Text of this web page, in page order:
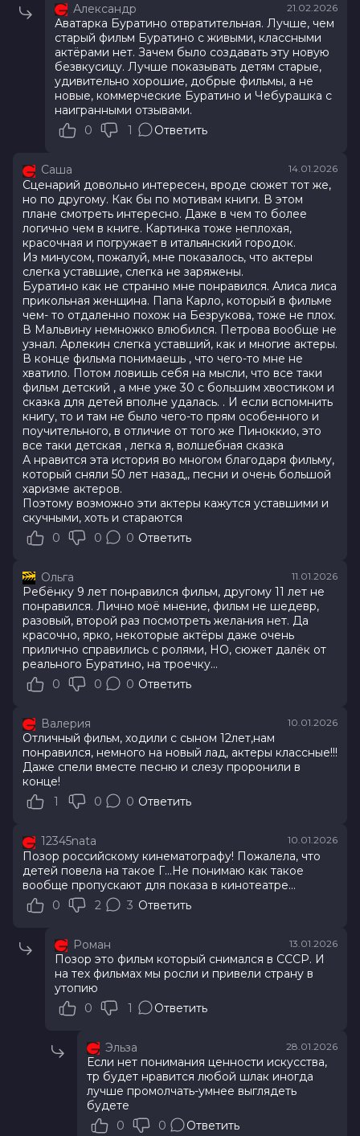
Александр 21.02.2026
Аватарка Буратино отвратительная. Лучше, чем
старый фильм Буратино с живыми, классными
актёрами нет. Зачем было создавать эту новую
безвкусицу. Лучше показывать детям старые,
удивительно хорошие, добрые фильмы, а не
новые, коммерческие Буратино и Чебурашка с
наигранными отзывами.
0
1 Ответить
Саша 14.01.2026
Сценарий довольно интересен, вроде сюжет тот же,
но по другому. Как бы по мотивам книги. В этом
плане смотреть интересно. Даже в чем то более
логично чем в книге. Картинка тоже неплохая,
красочная и погружает в итальянский городок.
Из минусом, пожалуй, мне показалось, что актеры
слегка уставшие, слегка не заряжены.
Буратино как не странно мне понравился. Алиса лиса
прикольная женщина. Папа Карло, который в фильме
чем- то отдаленно похож на Безрукова, тоже не плох.
В Мальвину немножко влюбился. Петрова вообще не
узнал. Арлекин слегка уставший, как и многие актеры.
В конце фильма понимаешь , что чего-то мне не
хватило. Потом ловишь себя на мысли, что все таки
фильм детский , а мне уже 30 с большим хвостиком и
сказка для детей вполне удалась. . И если вспомнить
книгу, то и там не было чего-то прям особенного и
поучительного, в отличие от того же Пиноккио, это
все таки детская , легка я, волшебная сказка
А нравится эта история во многом благодаря фильму,
который сняли 50 лет назад,, песни и очень большой
харизме актеров.
Поэтому возможно эти актеры кажутся уставшими и
скучными, хоть и стараются
0
0 0 Ответить
Ольга 11.01.2026
Ребёнку 9 лет понравился фильм, другому 11 лет не
понравился. Лично моё мнение, фильм не шедевр,
разовый, второй раз посмотреть желания нет. Да
красочно, ярко, некоторые актёры даже очень
прилично справились с ролями, НО, сюжет далёк от
реального Буратино, на троечку...
0
0 0 Ответить
Валерия 10.01.2026
Отличный фильм, ходили с сыном 12лет,нам
понравился, немного на новый лад, актеры классные!!!
Даже спели вместе песню и слезу проронили в
конце!
1
0 0 Ответить
12345nata 10.01.2026
Позор российскому кинематографу! Пожалела, что
детей повела на такое Г...Не понимаю как такое
вообще пропускают для показа в кинотеатре...
0
2 3 Ответить
Роман 13.01.2026
Позор это фильм который снимался в СССР. И
на тех фильмах мы росли и привели страну в
утопию
0
1 Ответить
Эльза 28.01.2026
Если нет понимания ценности искусства,
тр будет нравится любой шлак иногда
лучше промолчать-умнее выглядеть
будете
0
0 Ответить